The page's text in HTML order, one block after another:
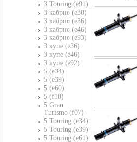
3 Touring (e91)
3 кабрио (e30)
3 кабрио (e36)
3 кабрио (e46)
3 кабрио (e93)
3 купе (e36)
3 купе (e46)
3 купе (e92)
5 (e34)
5 (e39)
5 (e60)
5 (f10)
5 Gran
Turismo (f07)
5 Touring (e34)
5 Touring (e39)
5 Touring (e61)